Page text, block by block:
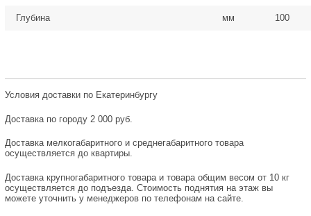
Глубина мм 100
Условия доставки по Екатеринбургу
Доставка по городу 2 000 руб.
Доставка мелкогабаритного и среднегабаритного товара
осуществляется до квартиры.
Доставка крупногабаритного товара и товара общим весом от 10 кг
осуществляется до подъезда. Стоимость поднятия на этаж вы
можете уточнить у менеджеров по телефонам на сайте.